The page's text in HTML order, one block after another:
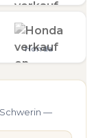
Honda
—